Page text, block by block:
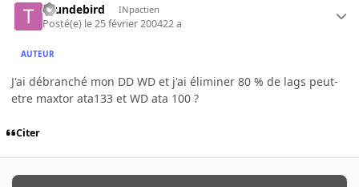
thundebird INpactien
Posté(e) le 25 février 200422 a
AUTEUR
J'ai débranché mon DD WD et j'ai éliminer 80 % de lags peut-
etre maxtor ata133 et WD ata 100 ?
Citer